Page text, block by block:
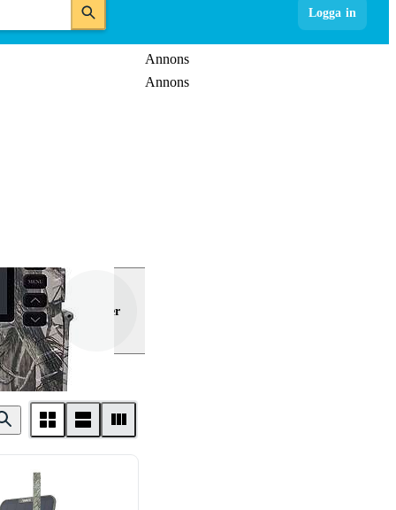
Logga in
Annons
Annons
Visa mer